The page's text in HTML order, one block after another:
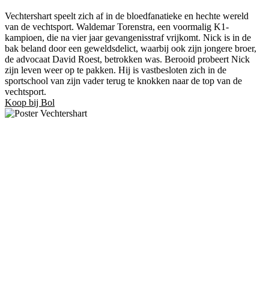
Vechtershart speelt zich af in de bloedfanatieke en hechte wereld
van de vechtsport. Waldemar Torenstra, een voormalig K1-
kampioen, die na vier jaar gevangenisstraf vrijkomt. Nick is in de
bak beland door een geweldsdelict, waarbij ook zijn jongere broer,
de advocaat David Roest, betrokken was. Berooid probeert Nick
zijn leven weer op te pakken. Hij is vastbesloten zich in de
sportschool van zijn vader terug te knokken naar de top van de
vechtsport.
Koop bij Bol